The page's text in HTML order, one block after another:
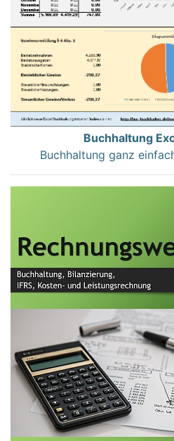
Buchhaltung
Buchhaltung ganz